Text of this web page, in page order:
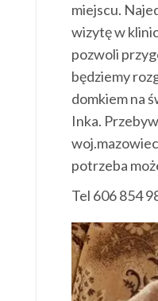
miejscu.
wizytę w
pozwoli
będziemy
domkiem na
Inka.
potrzeba
Tel 606 854